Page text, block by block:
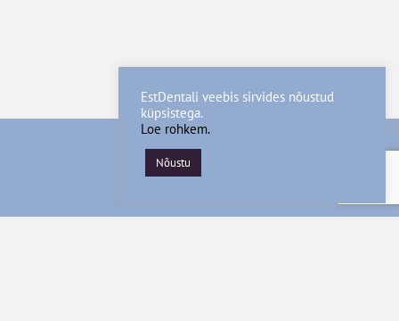
EstDentali veebis sirvides nõustud
küpsistega.
Loe rohkem.
Nõustu